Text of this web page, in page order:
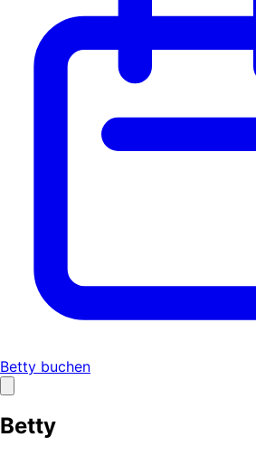
Betty buchen
Betty